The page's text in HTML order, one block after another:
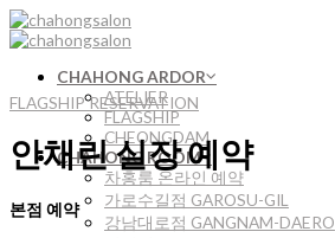
Skip
to
CHAHONG ARDOR
ATELIER
FLAGSHIP
CHEONGDAM
CHAHONG ROOM
차홍룸 온라인 예약
가로수길점 GAROSU-GIL
강남대로점 GANGNAM-DAERO
FLAGSHIP RESERVATION
안채린 실장 예약
본점 예약